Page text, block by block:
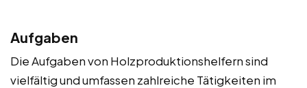
Aufgaben
Die Aufgaben von Holzproduktionshelfern sind
vielfältig und umfassen zahlreiche Tätigkeiten im